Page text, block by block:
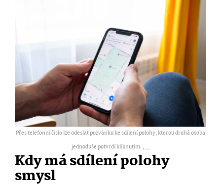
Přes telefonní číslo lze odeslat pozvánku ke sdílení polohy, kterou druhá osoba
jednoduše potvrdí kliknutím. ,...
Kdy má sdílení polohy
smysl